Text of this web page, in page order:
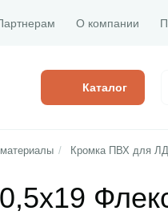
О компании
Каталог
/ Кромка ПВХ для